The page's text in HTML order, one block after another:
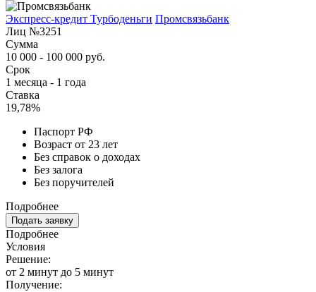
Экспресс-кредит Турбоденьги Промсвязьбанк
Лиц №3251
Сумма
10 000 - 100 000 руб.
Срок
1 месяца - 1 года
Ставка
19,78%
Паспорт РФ
Возраст от 23 лет
Без справок о доходах
Без залога
Без поручителей
Подробнее
Подать заявку
Подробнее
Условия
Решение:
от 2 минут до 5 минут
Получение: